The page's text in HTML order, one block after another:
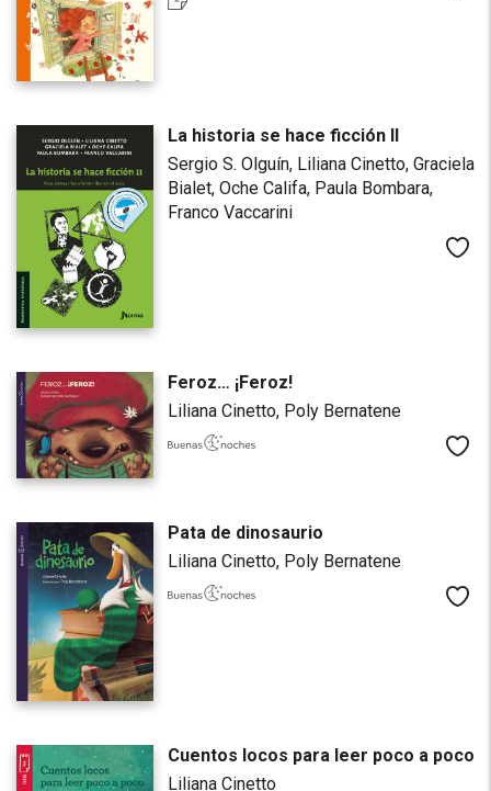
La historia se hace ficción II
Sergio S. Olguín, Liliana Cinetto, Graciela
Bialet, Oche Califa, Paula Bombara,
Franco Vaccarini
Feroz… ¡Feroz!
Liliana Cinetto, Poly Bernatene
Pata de dinosaurio
Liliana Cinetto, Poly Bernatene
Cuentos locos para leer poco a poco
Liliana Cinetto